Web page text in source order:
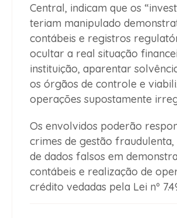
Central, indicam que os
teriam manipulado
contábeis e registros
ocultar a real situação
instituição, aparentar
os órgãos de controle e
operações supostamente
Os envolvidos poderão
crimes de gestão fraudulenta,
de dados falsos em
contábeis e realização de
crédito vedadas pela Lei nº